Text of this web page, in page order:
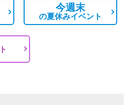
今週末
の夏休みイベント